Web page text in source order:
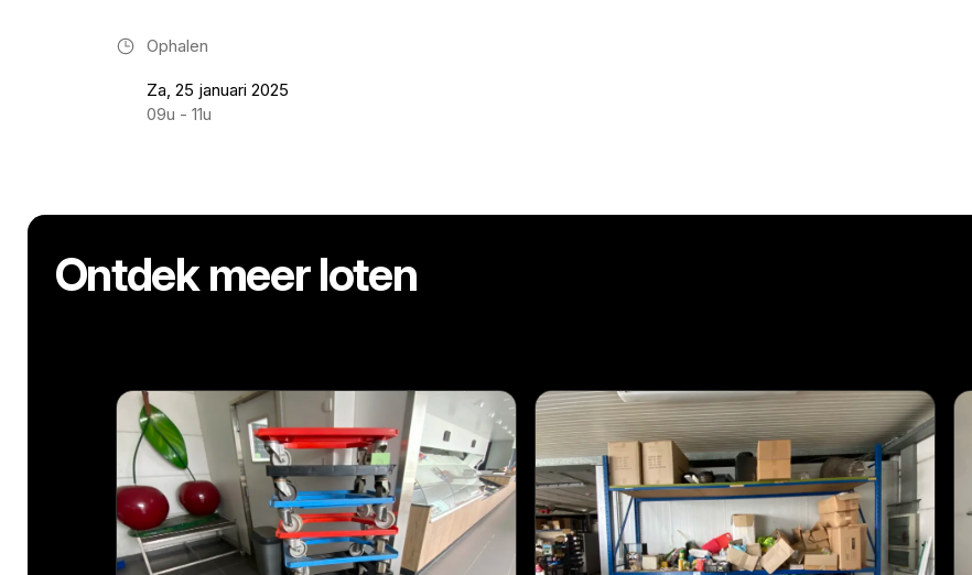
Ophalen
Za, 25 januari 2025
09u - 11u
Ontdek meer loten